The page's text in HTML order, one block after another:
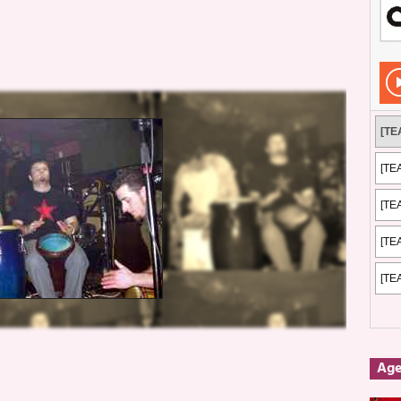
certificados
La historia de Nintendo Vol. 2 PUBLICACIONES